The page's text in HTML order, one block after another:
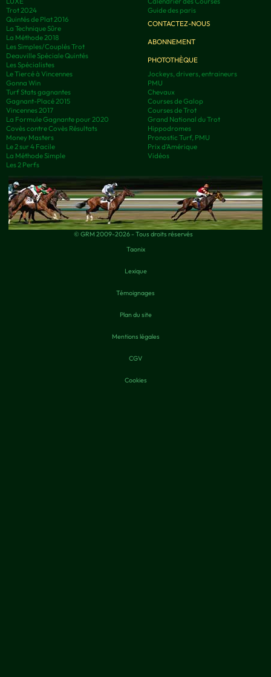
Trot 2024
Quintés de Plat 2016
La Technique Sûre
La Méthode 2018
Les Simples/Couplés Trot
Deauville Spéciale Quintés
Les Spécialistes
Le Tiercé à Vincennes
Gonna Win
Turf Stats gagnantes
Gagnant-Placé 2015
Vincennes 2017
La Formule Gagnante pour 2020
Covès contre Covès Résultats
Money Masters
Le 2 sur 4 Facile
La Méthode Simple
Les 2 Perfs
Guide des paris
CONTACTEZ-NOUS
ABONNEMENT
PHOTOTHÈQUE
Jockeys, drivers, entraineurs
PMU
Chevaux
Courses de Galop
Courses de Trot
Grand National du Trot
Hippodromes
Pronostic Turf, PMU
Prix d’Amérique
Vidéos
© GRM 2009-2026 - Tous droits réservés
Taonix
Lexique
Témoignages
Plan du site
Mentions légales
CGV
Cookies